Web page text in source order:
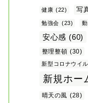
健康 (22) 写
勉強会 (23)
安心感 (60)
整理整頓 (30)
新型コロナウイ
新規ホー
晴天の風 (28)